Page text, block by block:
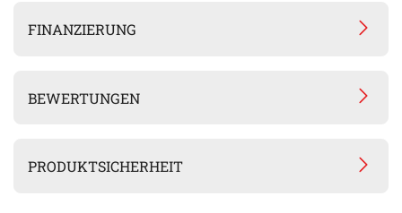
FINANZIERUNG
BEWERTUNGEN
PRODUKTSICHERHEIT